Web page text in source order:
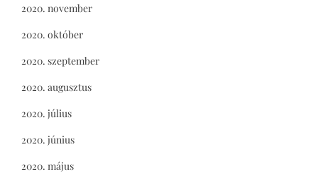
2020. november
2020. október
2020. szeptember
2020. augusztus
2020. július
2020. június
2020. május